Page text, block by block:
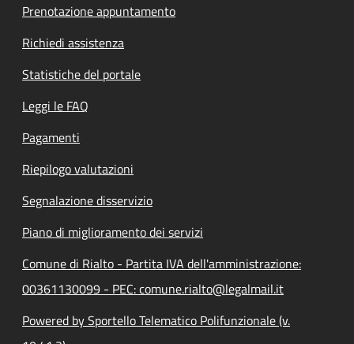
Prenotazione appuntamento
Richiedi assistenza
Statistiche del portale
Leggi le FAQ
Pagamenti
Riepilogo valutazioni
Segnalazione disservizio
Piano di miglioramento dei servizi
Comune di Rialto - Partita IVA dell'amministrazione:
00361130099 - PEC: comune.rialto@legalmail.it
Powered by Sportello Telematico Polifunzionale (v.